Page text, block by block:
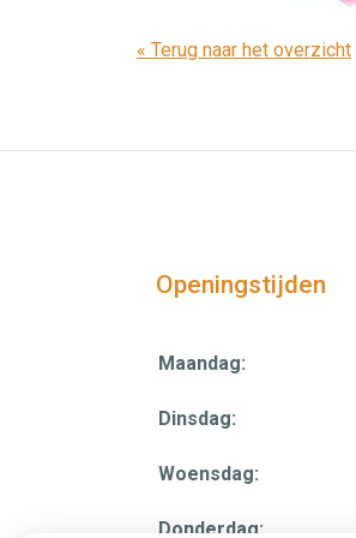
« Terug naar het overzicht
Openingstijden
Maandag:
Dinsdag:
Woensdag:
Donderdag: